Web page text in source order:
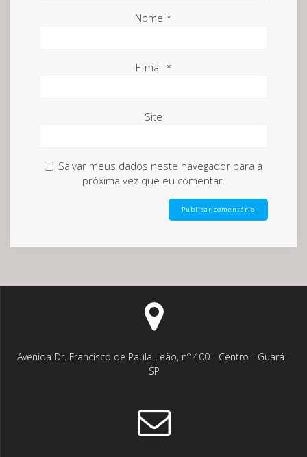
Nome *
E-mail *
Site
Salvar meus dados neste navegador para a
próxima vez que eu comentar.
Avenida Dr. Francisco de Paula Leão, nº 400 - Centro - Guará -
SP